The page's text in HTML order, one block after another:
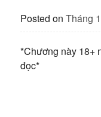
Posted on Tháng
*Chương này 18+
đọc*